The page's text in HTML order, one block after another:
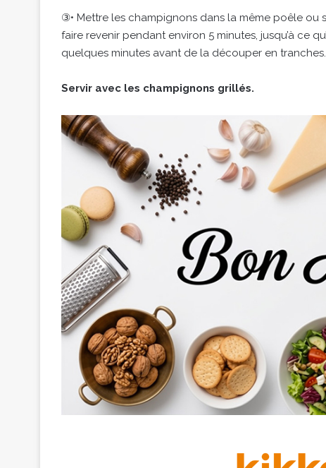
③• Mettre les champignons dans la même poêle ou
faire revenir pendant environ 5 minutes, jusqu’à ce
quelques minutes avant de la découper en tranches.
Servir avec les champignons grillés.